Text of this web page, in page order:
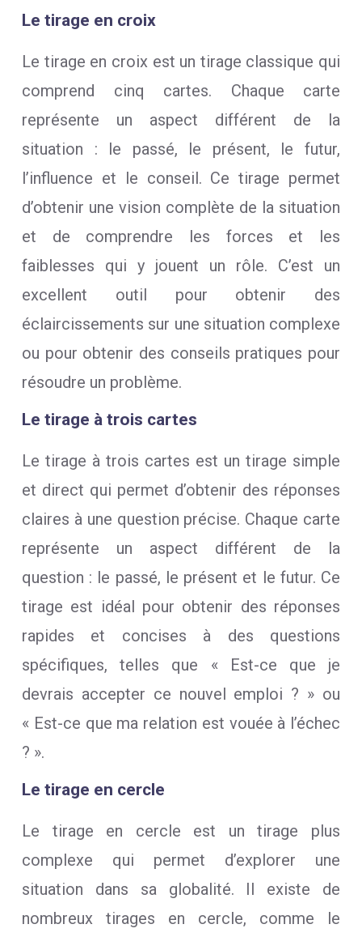
Le tirage en croix
Le tirage en croix est un tirage classique qui
comprend cinq cartes. Chaque carte
représente un aspect différent de la
situation : le passé, le présent, le futur,
l’influence et le conseil. Ce tirage permet
d’obtenir une vision complète de la situation
et de comprendre les forces et les
faiblesses qui y jouent un rôle. C’est un
excellent outil pour obtenir des
éclaircissements sur une situation complexe
ou pour obtenir des conseils pratiques pour
résoudre un problème.
Le tirage à trois cartes
Le tirage à trois cartes est un tirage simple
et direct qui permet d’obtenir des réponses
claires à une question précise. Chaque carte
représente un aspect différent de la
question : le passé, le présent et le futur. Ce
tirage est idéal pour obtenir des réponses
rapides et concises à des questions
spécifiques, telles que « Est-ce que je
devrais accepter ce nouvel emploi ? » ou
« Est-ce que ma relation est vouée à l’échec
? ».
Le tirage en cercle
Le tirage en cercle est un tirage plus
complexe qui permet d’explorer une
situation dans sa globalité. Il existe de
nombreux tirages en cercle, comme le